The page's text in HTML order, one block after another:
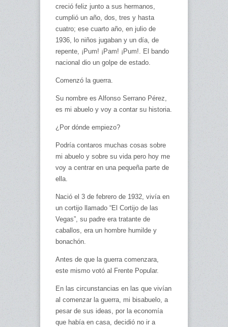
creció feliz junto a sus hermanos,
cumplió un año, dos, tres y hasta
cuatro; ese cuarto año, en julio de
1936, lo niños jugaban y un día, de
repente, ¡Pum! ¡Pam! ¡Pum!. El bando
nacional dio un golpe de estado.
Comenzó la guerra.
Su nombre es Alfonso Serrano Pérez,
es mi abuelo y voy a contar su historia.
¿Por dónde empiezo?
Podría contaros muchas cosas sobre
mi abuelo y sobre su vida pero hoy me
voy a centrar en una pequeña parte de
ella.
Nació el 3 de febrero de 1932, vivía en
un cortijo llamado “El Cortijo de las
Vegas”, su padre era tratante de
caballos, era un hombre humilde y
bonachón.
Antes de que la guerra comenzara,
este mismo votó al Frente Popular.
En las circunstancias en las que vivían
al comenzar la guerra, mi bisabuelo, a
pesar de sus ideas, por la economía
que había en casa, decidió no ir a